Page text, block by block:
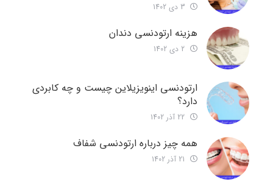
هزینه ارتودنسی دندان
ارتودنسی اینویزیلاین چیست و چه کابردی
دارد؟
همه چیز درباره ارتودنسی شفاف